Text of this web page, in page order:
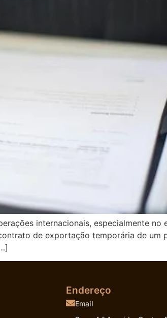
internacionais, especialmente no
de exportação temporária de um
Endereço
Email